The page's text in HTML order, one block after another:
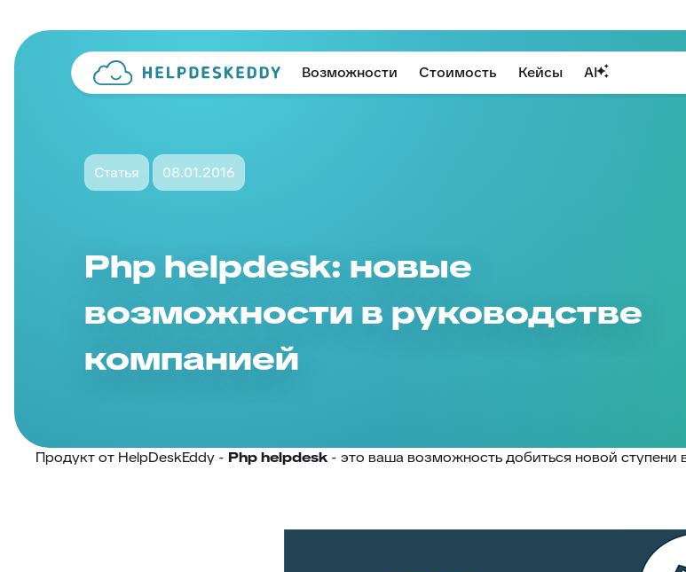
Возможности Стоимость Кейсы AI
Статья 08.01.2016
Php helpdesk: новые
возможности в руководстве
компанией
Продукт от HelpDeskEddy - Php helpdesk - это ваша возможность добиться новой ступени